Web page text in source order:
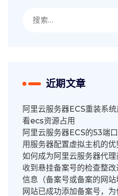
索：
近期文章
阿里云服务器ECS重装系
看ecs资源占用
阿里云服务器ECS的53端
用服务器配置虚拟主机的
如何成为阿里云服务器代理
收到悬挂备案号的检查整
信息（备案号或备案的网站
网站已成功添加备案号，为